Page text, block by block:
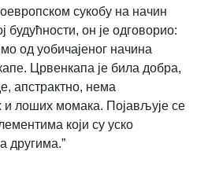
сукобу на начин
будућности, он је одговорио:
од уобичајеног начина
Црвенкапа је била добра,
апстрактно, нема
и лоших момака. Појављује се
који су уско
другима.”